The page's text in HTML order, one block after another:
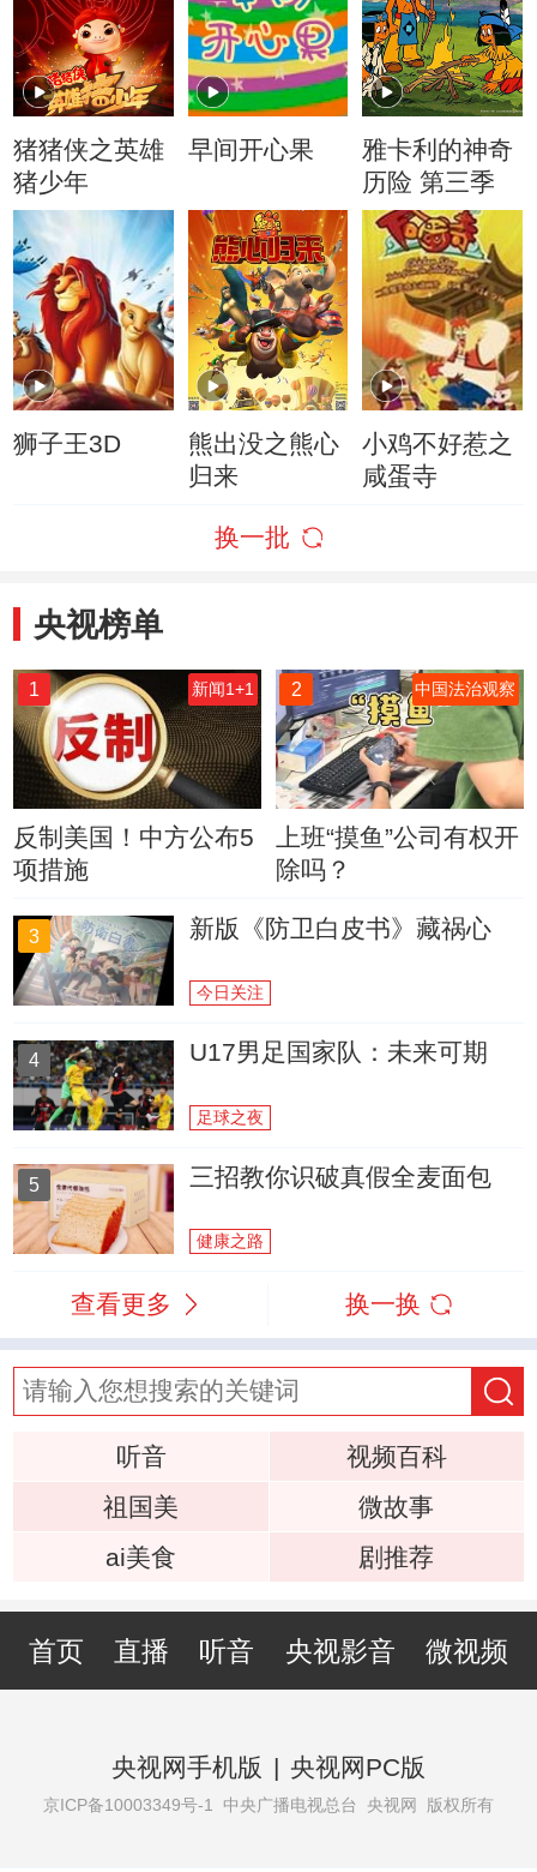
猪猪侠之英雄
猪少年
早间开心果
雅卡利的神奇
历险 第三季
狮子王3D
熊出没之熊心
归来
小鸡不好惹之
咸蛋寺
换一批
央视榜单
1 新闻1+1
反制美国！中方公布5
项措施
2 中国法治观察
上班“摸鱼”公司有权开
除吗？
3 新版《防卫白皮书》藏祸心
今日关注
4 U17男足国家队：未来可期
足球之夜
5 三招教你识破真假全麦面包
健康之路
查看更多 换一换
听音
视频百科
祖国美
微故事
ai美食
剧推荐
首页 直播 听音 央视影音 微视频
央视网手机版 | 央视网PC版
京ICP备10003349号-1 中央广播电视总台 央视网 版权所有